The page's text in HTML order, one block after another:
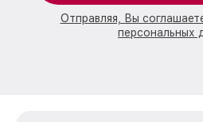
Отправляя, Вы
персональных